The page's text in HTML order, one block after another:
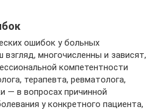
ошибок у больных
многочисленны и зависят,
компетентности
терапевта, ревматолога,
— в вопросах причинной
у конкретного пациента,